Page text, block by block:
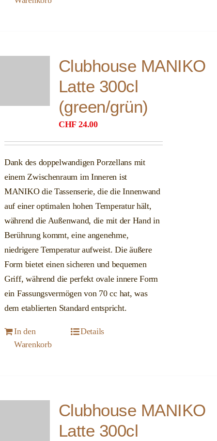
Clubhouse MANIKO
Latte 300cl
(green/grün)
CHF 24.00
Dank des doppelwandigen Porzellans mit
einem Zwischenraum im Inneren ist
MANIKO die Tassenserie, die die Innenwand
auf einer optimalen hohen Temperatur hält,
während die Außenwand, die mit der Hand in
Berührung kommt, eine angenehme,
niedrigere Temperatur aufweist. Die äußere
Form bietet einen sicheren und bequemen
Griff, während die perfekt ovale innere Form
ein Fassungsvermögen von 70 cc hat, was
dem etablierten Standard entspricht.
In den
Warenkorb
Details
Clubhouse MANIKO
Latte 300cl